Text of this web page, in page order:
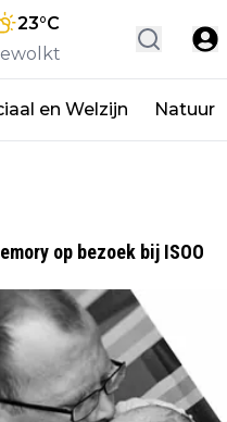
23°C
en Welzijn Natuur
op bezoek bij ISOO